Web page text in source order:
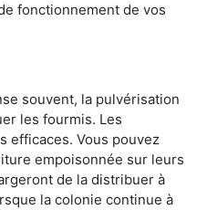
fonctionnement de vos
souvent, la pulvérisation
les fourmis. Les
efficaces. Vous pouvez
empoisonnée sur leurs
de la distribuer à
la colonie continue à